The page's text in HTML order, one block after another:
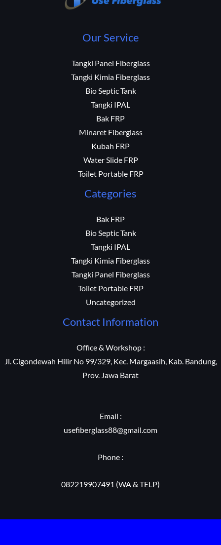
Our Service
Tangki Panel Fiberglass
Tangki Kimia Fiberglass
Bio Septic Tank
Tangki IPAL
Bak FRP
Minaret Fiberglass
Kubah FRP
Water Slide FRP
Toilet Portable FRP
Categories
Bak FRP
Bio Septic Tank
Tangki IPAL
Tangki Kimia Fiberglass
Tangki Panel Fiberglass
Toilet Portable FRP
Uncategorized
Contact Information
Office & Workshop :
Jl. Cigondewah Hilir No 99/329, Kec. Margaasih, Kab. Bandung,
Prov. Jawa Barat
Email :
usefiberglass88@gmail.com
Phone :
082219907491 (WA & TELP)